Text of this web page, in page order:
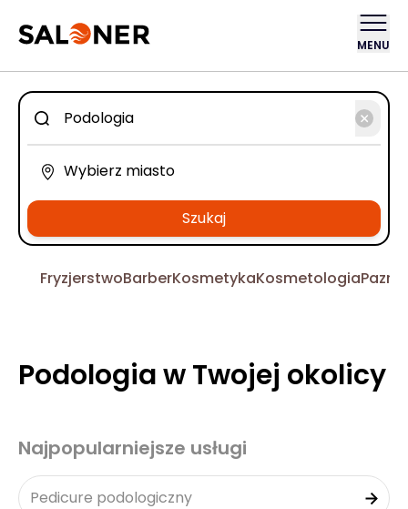
MENU
Szukaj
FryzjerstwoBarberKosmetykaKosmetologia
Podologia w Twojej okolicy
Najpopularniejsze usługi
Pedicure podologiczny